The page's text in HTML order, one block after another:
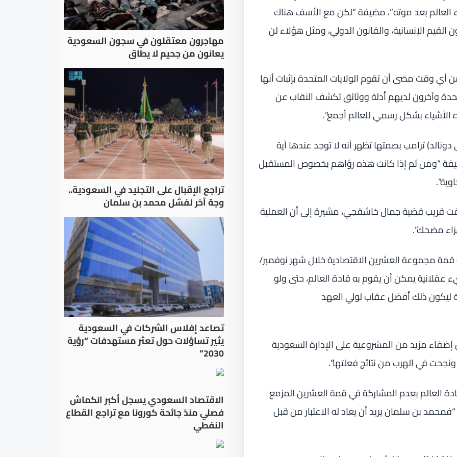
العالم بعد موته”، مضيفة “لكن مع الأسف هناك
القيم الإنسانية، والقانون الدولي، ومثل هؤلاء لن
أي وقت مضى أن تقوم الولايات المتحدة بإثبات أنها
وآخرون لديهم أدلة ووثائق تكشف النقاب عن
بشكل رسمي للعالم أجمع”.
ترامب بصمتها تظهر أنه لا توجد عندها أية
“ومن ثم إذا كانت هذه رؤاهم بخصوص المستقبل
قريب قضية جمال خاشقجي، مشيرة إلى أن العملية
مضحك”.
مجموعة العشرين الاقتصادية خلال شهر نوفمبر/
عقلانية يمكن أن يقوم به قادة العالم، حتى ولو
ليكون ذلك أفضل عقاب لولي العهد
مزيد من المشروعية على الإدارة السعودية
في الهرب من نتائج فعلتها”.
العالم بعدم المشاركة في قمة العشرين المزمع
بن سلمان يريد أن يعاد له الاعتبار من قبل
مهاجرون معتقلون في سجون السعودية
يعانون من جحيم لا يطاق
تراجع الإقبال على التجنيد في السعودية..
وجهٌ آخر لفشل محمد بن سلمان
تصاعد إفلاس الشركات في السعودية
يثير تساؤلات حول تعثر مستهدفات “رؤية
2030”
الاقتصاد السعودي يسجل أكبر انكماش
فصلي منذ جائحة كورونا مع تراجع القطاع
النفطي